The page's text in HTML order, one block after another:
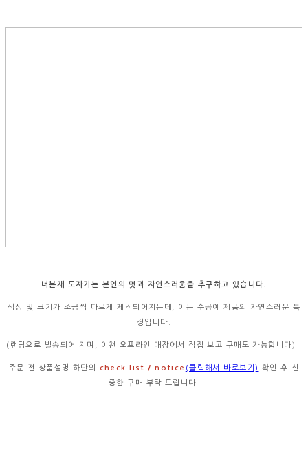
너븐재 도자기는 본연의 멋과 자연스러움을 추구하고 있습니다.
색상 및 크기가 조금씩 다르게 제작되어지는데, 이는 수공예 제품의 자연스러운 특
징입니다.
(랜덤으로 발송되어 지며, 이천 오프라인 매장에서 직접 보고 구매도 가능합니다)
주문 전 상품설명 하단의 check list / notice (클릭해서 바로보기)
확인 후 신
중한 구매 부탁 드립니다.